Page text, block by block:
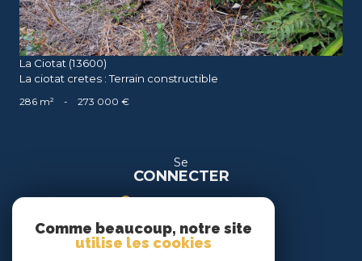
La Ciotat (13600)
La ciotat cretes : Terrain constructible
286 m² - 273 000 €
Se
CONNECTER
espace location
Comme beaucoup, notre site
utilise les cookies